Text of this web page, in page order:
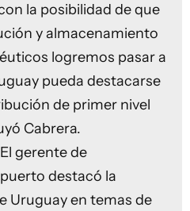
la posibilidad de que
y almacenamiento
logremos pasar a
pueda destacarse
de primer nivel
Cabrera.
El gerente de
destacó la
Uruguay en temas de